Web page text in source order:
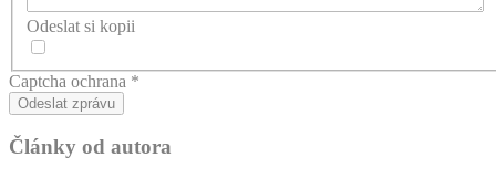
Odeslat si kopii
Captcha ochrana *
Odeslat zprávu
Články od autora